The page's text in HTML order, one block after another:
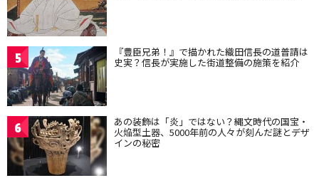
5 『豊臣兄弟！』で描かれた織田信長の道普請は
史実？信長が実施した街道整備の施策を紹介
6 あの装飾は「炎」ではない？縄文時代の国宝・
火焔型土器、5000年前の人々が刻んだ謎とデザ
インの秘密